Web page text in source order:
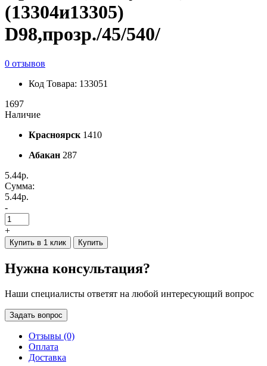
(13304и13305)
D98,прозр./45/540/
0 отзывов
Код Товара: 133051
1697
Наличие
Красноярск 1410
Абакан 287
5.44р.
Сумма:
5.44р.
-
+
Купить в 1 клик Купить
Нужна консультация?
Наши специалисты ответят на любой интересующий вопрос
Задать вопрос
Отзывы (0)
Оплата
Доставка